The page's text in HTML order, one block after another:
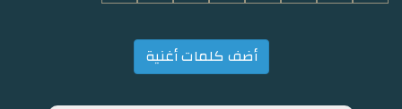
أضف كلمات أغنية